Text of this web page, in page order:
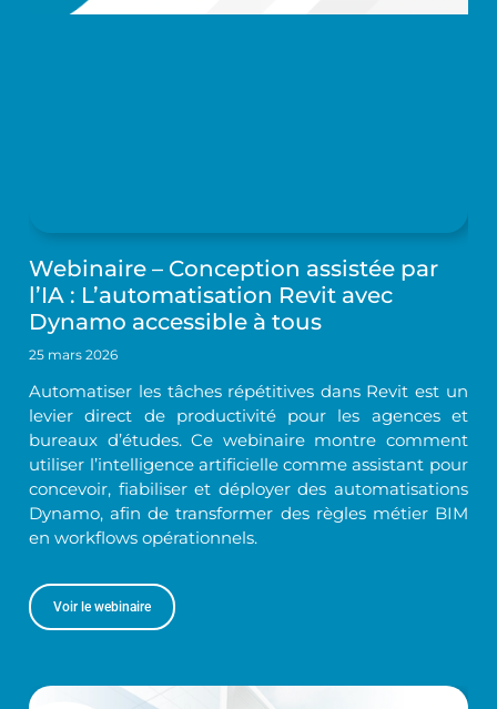
Webinaire – Conception assistée par
l’IA : L’automatisation Revit avec
Dynamo accessible à tous
25 mars 2026
Automatiser les tâches répétitives dans Revit est un
levier direct de productivité pour les agences et
bureaux d’études. Ce webinaire montre comment
utiliser l’intelligence artificielle comme assistant pour
concevoir, fiabiliser et déployer des automatisations
Dynamo, afin de transformer des règles métier BIM
en workflows opérationnels.
Voir le webinaire